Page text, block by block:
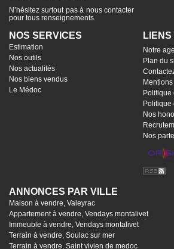
N’hésitez surtout pas à nous contacter
pour tous renseignements.
NOS SERVICES
Estimation
Nos outils
Nos actualités
Nos biens vendus
Le Médoc
Notre
Plan du
Mentions
Politique
Politique
Nos
Nos
ANNONCES PAR VILLE
Maison à vendre, Valeyrac
Appartement à vendre, Vendays montalivet
Immeuble à vendre, Vendays montalivet
Terrain à vendre, Soulac sur mer
Terrain à vendre, Saint vivien de medoc